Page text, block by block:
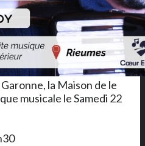
la Maison de le
musicale le Samedi 22